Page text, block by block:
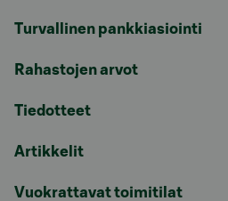
Turvallinen pankkiasiointi
Rahastojen arvot
Tiedotteet
Artikkelit
Vuokrattavat toimitilat